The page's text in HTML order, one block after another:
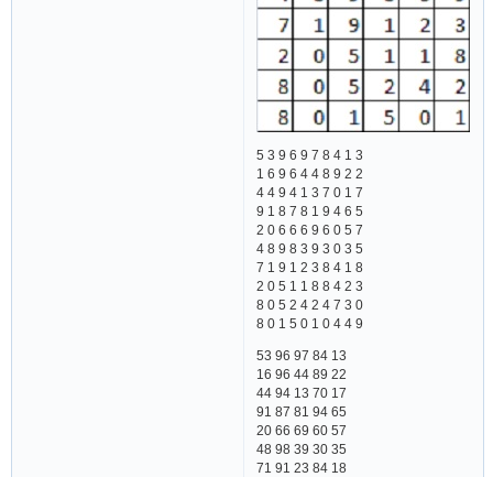
5 3 9 6 9 7 8 4 1 3
1 6 9 6 4 4 8 9 2 2
4 4 9 4 1 3 7 0 1 7
9 1 8 7 8 1 9 4 6 5
2 0 6 6 6 9 6 0 5 7
4 8 9 8 3 9 3 0 3 5
7 1 9 1 2 3 8 4 1 8
2 0 5 1 1 8 8 4 2 3
8 0 5 2 4 2 4 7 3 0
8 0 1 5 0 1 0 4 4 9
53 96 97 84 13
16 96 44 89 22
44 94 13 70 17
91 87 81 94 65
20 66 69 60 57
48 98 39 30 35
71 91 23 84 18